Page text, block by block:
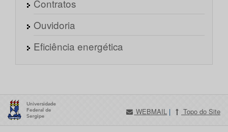
Contratos
Ouvidoria
Eficiência energética
WEBMAIL | Topo do Site